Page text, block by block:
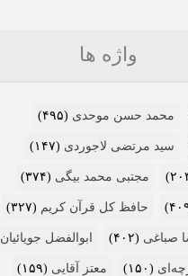
واژه ها
محمد حسن موحدی (۴۹۵)
سید مرتضی لاجوردی (۱۴۷)
مجتبی محمد بیگی (۳۷۴)
حافظ کل قرآن کریم (۳۲۷)
صباغی (۴۰۲) ابوالفضل جویائیان
(۱۵۰) معتز آقایی (۱۵۹)